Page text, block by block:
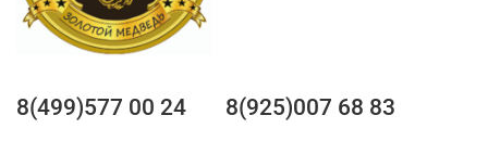
8(499)577 00 24
8(925)007 68 83